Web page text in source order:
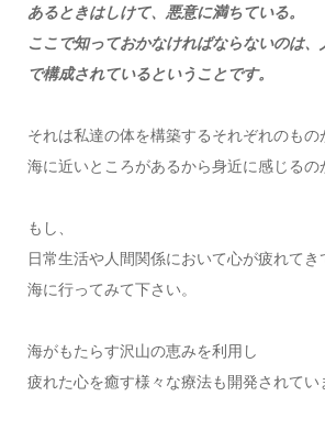
あるときはしけて、悪意に満ちている。
ここで知っておかなければならないのは
で構成されているということです。
それは私達の体を構築するそれぞれのもの
海に近いところがあるから身近に感じるの
もし、
日常生活や人間関係において心が疲れてき
海に行ってみて下さい。
海がもたらす沢山の恵みを利用し
疲れた心を癒す様々な療法も開発されてい